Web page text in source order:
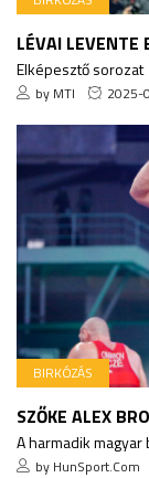
LÉVAI LEVENTE
Elképesztő sorozat
by MTI 2025-
BIRKÓZÁS
SZŐKE ALEX
A harmadik magyar
by HunSport.Com